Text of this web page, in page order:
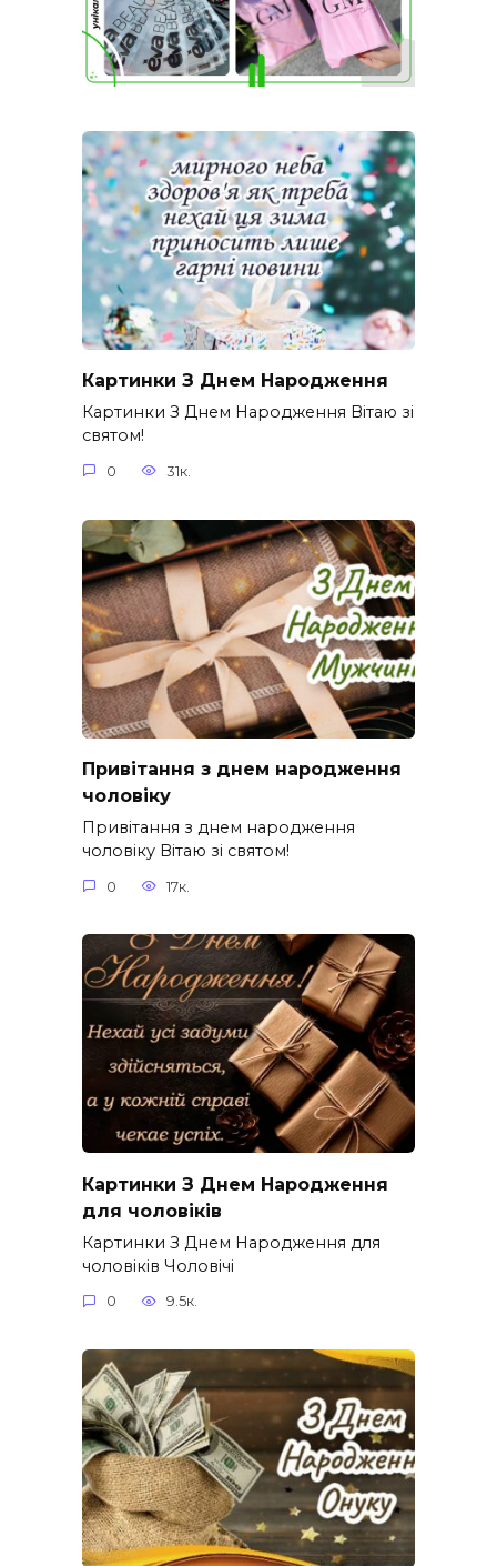
Картинки З Днем Народження
Картинки З Днем Народження Вітаю зі
святом!
0 31к.
Привітання з днем народження
чоловіку
Привітання з днем народження
чоловіку Вітаю зі святом!
0 17к.
Картинки З Днем Народження
для чоловіків​
Картинки З Днем Народження для
чоловіків​ Чоловічі
0 9.5к.